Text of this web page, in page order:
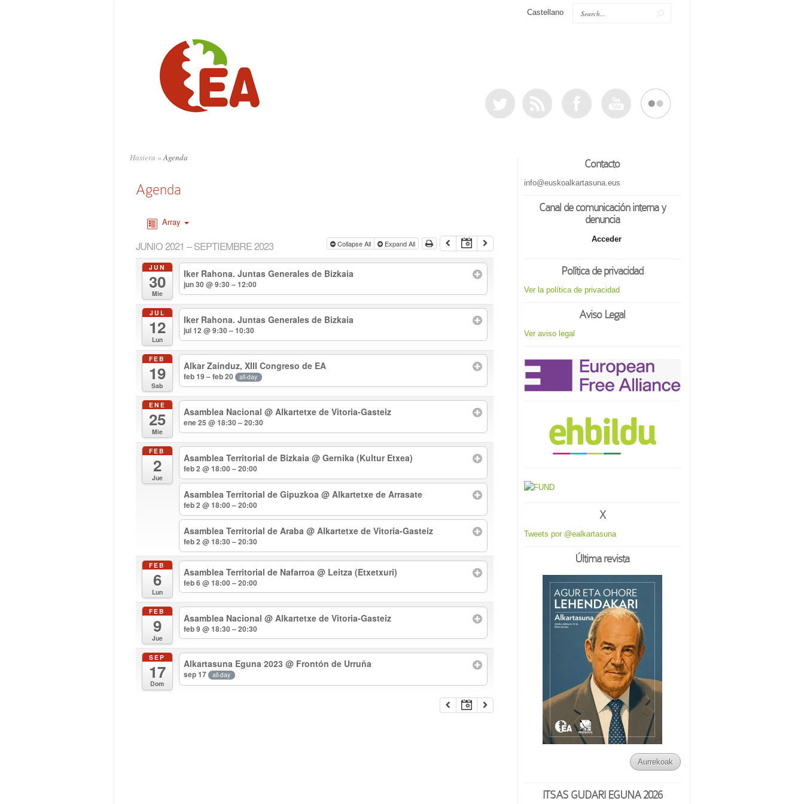
Castellano
Hasiera »Agenda
Agenda
Array
JUNIO 2021 – SEPTIEMBRE 2023 Collapse All Expand All
JUN
30
Mie
Iker Rahona. Juntas Generales de Bizkaia
jun 30 @ 9:30 – 12:00
JUL
12
Lun
Iker Rahona. Juntas Generales de Bizkaia
jul 12 @ 9:30 – 10:30
FEB
19
Sab
Alkar Zainduz, XIII Congreso de EA
feb 19 – feb 20 all-day
ENE
25
Mie
Asamblea Nacional@ Alkartetxe de Vitoria-Gasteiz
ene 25 @ 18:30 – 20:30
FEB
2
Jue
Asamblea Territorial de Bizkaia@ Gernika (Kultur Etxea)
feb 2 @ 18:00 – 20:00
Asamblea Territorial de Gipuzkoa@ Alkartetxe de Arrasate
feb 2 @ 18:00 – 20:00
Asamblea Territorial de Araba@ Alkartetxe de Vitoria-Gasteiz
feb 2 @ 18:30 – 20:30
FEB
6
Lun
Asamblea Territorial de Nafarroa@ Leitza (Etxetxuri)
feb 6 @ 18:00 – 20:00
FEB
9
Jue
Asamblea Nacional@ Alkartetxe de Vitoria-Gasteiz
feb 9 @ 18:30 – 20:30
SEP
17
Dom
Alkartasuna Eguna 2023@ Frontón de Urruña
sep 17 all-day
Contacto
info@euskoalkartasuna.eus
Canal de comunicación interna y
denuncia
Acceder
Política de privacidad
Ver la política de privacidad
Aviso Legal
Ver aviso legal
X
Tweets por @ealkartasuna
Última revista
Aurrekoak
ITSAS GUDARI EGUNA 2026